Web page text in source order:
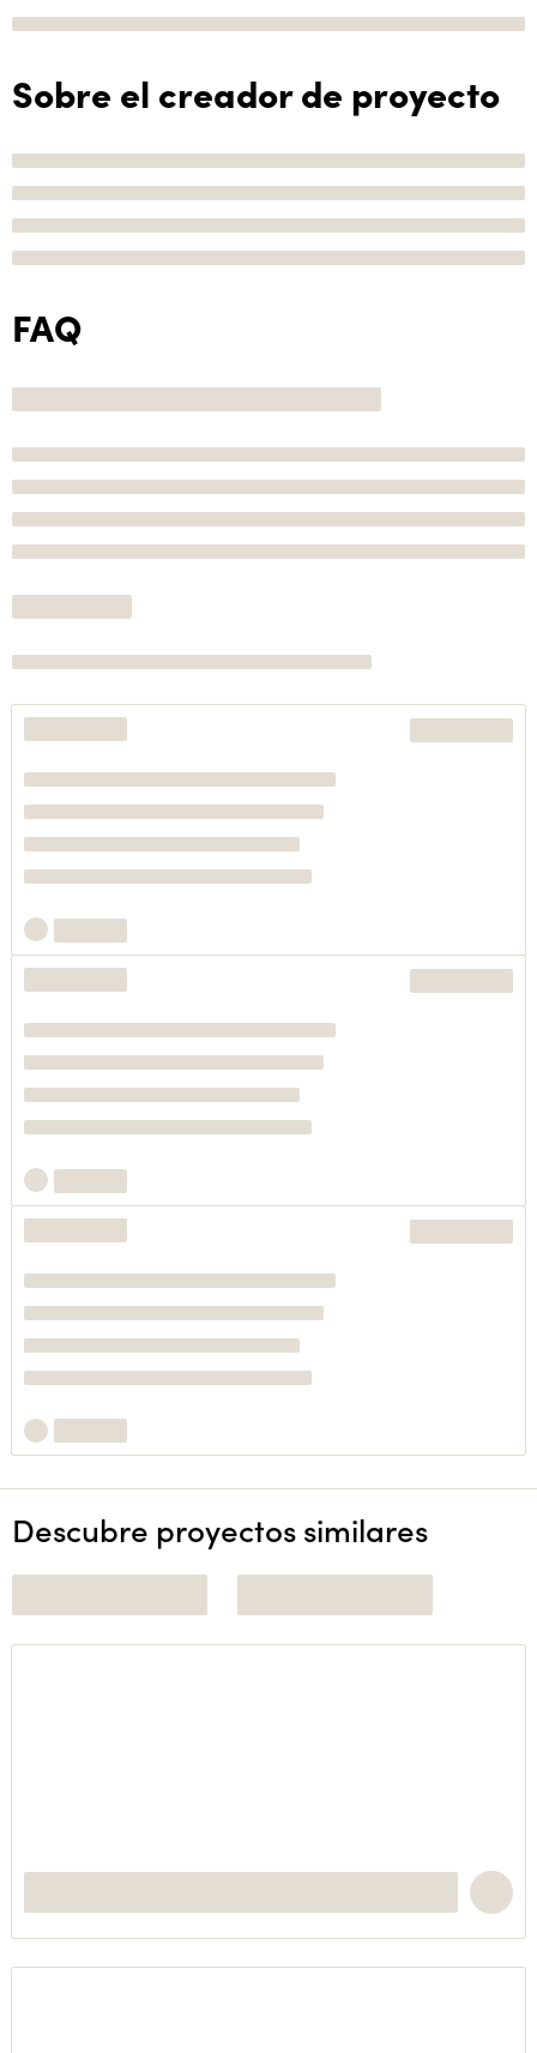
Sobre el creador de proyecto
FAQ
Descubre proyectos similares